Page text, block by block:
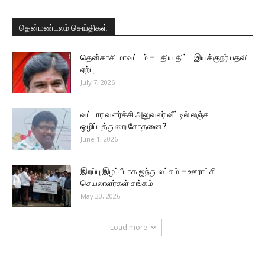
தென்மண்டலம் செய்திகள்
தென்காசி மாவட்டம் – புதிய திட்ட இயக்குநர் பதவி
ஏற்பு
July 7, 2026
வட்டார வளர்ச்சி அலுவலர் வீட்டில் லஞ்ச
ஒழிப்புத்துறை சோதனை?
June 1, 2026
இறப்பு இழப்பீடாக ஐந்து லட்சம் – ஊராட்சி
செயலாளர்கள் சங்கம்
May 30, 2026
Load more